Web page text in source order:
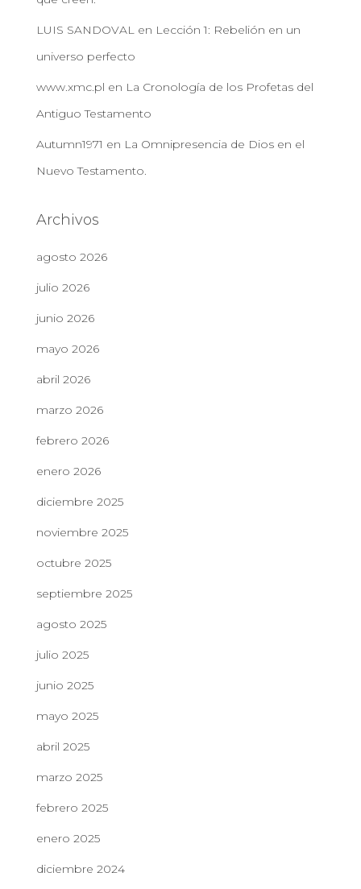
LUIS SANDOVAL en Lección 1: Rebelión en un
universo perfecto
www.xmc.pl en La Cronología de los Profetas del
Antiguo Testamento
Autumn1971 en La Omnipresencia de Dios en el
Nuevo Testamento.
Archivos
agosto 2026
julio 2026
junio 2026
mayo 2026
abril 2026
marzo 2026
febrero 2026
enero 2026
diciembre 2025
noviembre 2025
octubre 2025
septiembre 2025
agosto 2025
julio 2025
junio 2025
mayo 2025
abril 2025
marzo 2025
febrero 2025
enero 2025
diciembre 2024